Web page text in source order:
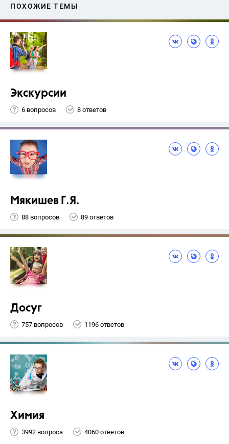
ПОХОЖИЕ ТЕМЫ
Экскурсии
6 вопросов 8 ответов
Мякишев Г.Я.
88 вопросов 89 ответов
Досуг
757 вопросов 1196 ответов
Химия
3992 вопроса 4060 ответов